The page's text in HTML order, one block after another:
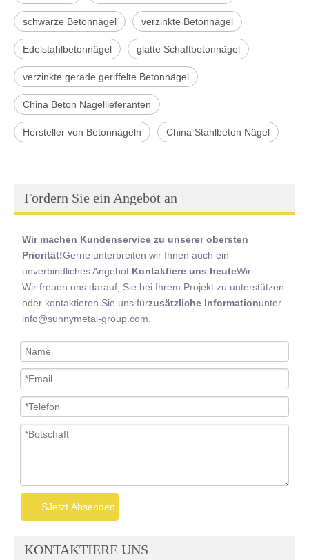
schwarze Betonnägel verzinkte Betonnägel
Edelstahlbetonnägel glatte Schaftbetonnägel
verzinkte gerade geriffelte Betonnägel
China Beton Nagellieferanten
Hersteller von Betonnägeln China Stahlbeton Nägel
Fordern Sie ein Angebot an
Wir machen Kundenservice zu unserer obersten
Priorität!Gerne unterbreiten wir Ihnen auch ein
unverbindliches Angebot. Kontaktiere uns heuteWir
Wir freuen uns darauf, Sie bei Ihrem Projekt zu unterstützen
oder kontaktieren Sie uns fürzusätzliche Informationunter
info@sunnymetal-group.com.
SJetzt Absenden
KONTAKTIERE UNS